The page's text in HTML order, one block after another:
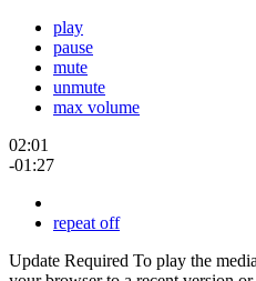
play
pause
mute
unmute
max volume
02:01
-01:27
repeat off
Update Required To play the